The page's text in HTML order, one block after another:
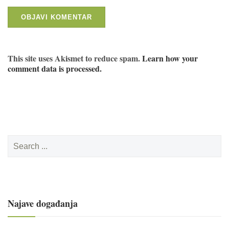
This site uses Akismet to reduce spam.Learn how your
comment data is processed.
for:
Najave događanja